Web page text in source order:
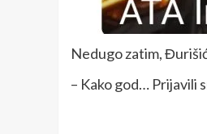
Nedugo zatim,
– Kako god… Prijavili